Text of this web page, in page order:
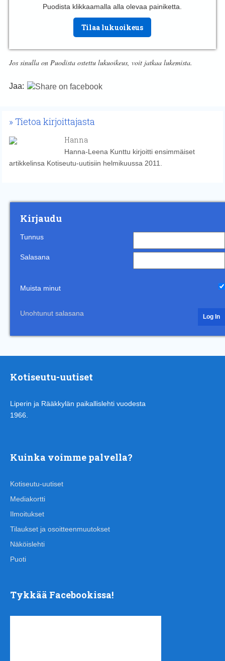
Puodista klikkaamalla alla olevaa painiketta.
Tilaa lukuoikeus
Jos sinulla on Puodista ostettu lukuoikeus, voit jatkaa lukemista.
Jaa:
Tietoa kirjoittajasta
Hanna
Hanna-Leena Kunttu kirjoitti ensimmäiset
artikkelinsa Kotiseutu-uutisiin helmikuussa 2011.
Kirjaudu
Tunnus
Salasana
Muista minut
Unohtunut salasana
Kotiseutu-uutiset
Liperin ja Rääkkylän paikallislehti vuodesta
1966.
Kuinka voimme palvella?
Kotiseutu-uutiset
Mediakortti
Ilmoitukset
Tilaukset ja osoitteenmuutokset
Näköislehti
Puoti
Tykkää Facebookissa!